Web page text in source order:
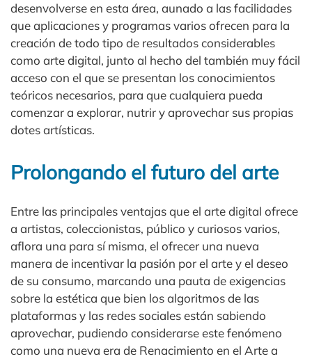
desenvolverse en esta área, aunado a las facilidades
que aplicaciones y programas varios ofrecen para la
creación de todo tipo de resultados considerables
como arte digital, junto al hecho del también muy fácil
acceso con el que se presentan los conocimientos
teóricos necesarios, para que cualquiera pueda
comenzar a explorar, nutrir y aprovechar sus propias
dotes artísticas.
Prolongando el futuro del arte
Entre las principales ventajas que el arte digital ofrece
a artistas, coleccionistas, público y curiosos varios,
aflora una para sí misma, el ofrecer una nueva
manera de incentivar la pasión por el arte y el deseo
de su consumo, marcando una pauta de exigencias
sobre la estética que bien los algoritmos de las
plataformas y las redes sociales están sabiendo
aprovechar, pudiendo considerarse este fenómeno
como una nueva era de Renacimiento en el Arte a